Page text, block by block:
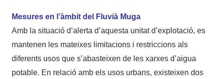
Mesures en l’àmbit del Fluvià Muga
Amb la situació d’alerta d’aquesta unitat d’explotació, es
mantenen les mateixes limitacions i restriccions als
diferents usos que s’abasteixen de les xarxes d’aigua
potable. En relació amb els usos urbans, existeixen dos